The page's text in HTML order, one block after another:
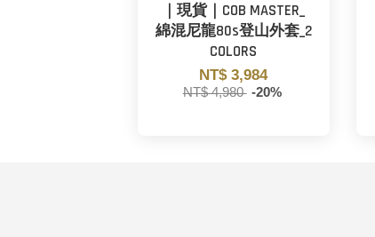
｜現貨｜COB MASTER_
綿混尼龍80s登山外套_2
COLORS
NT$ 3,984
NT$ 4,980 -20%